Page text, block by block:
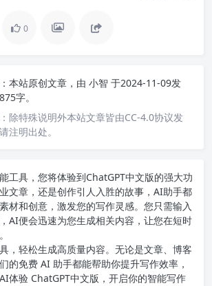
0
本站原创文章，由 小智 于2024-11-09发
字。
除特殊说明外本站文章皆由CC-4.0协议发
注明出处。
工具，您将体验到ChatGPT中文版的强大功
文章，还是创作引人入胜的故事，AI助手都
材和创意，激发您的写作灵感。您只需输入
AI便会迅速为您生成相关内容，让您在短时
，轻松生成高质量内容。无论是文章、博客
的免费 AI 助手都能帮助你提升写作效率，
体验 ChatGPT中文版 ，开启你的智能写作